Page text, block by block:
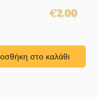
€2.00
στο καλάθι